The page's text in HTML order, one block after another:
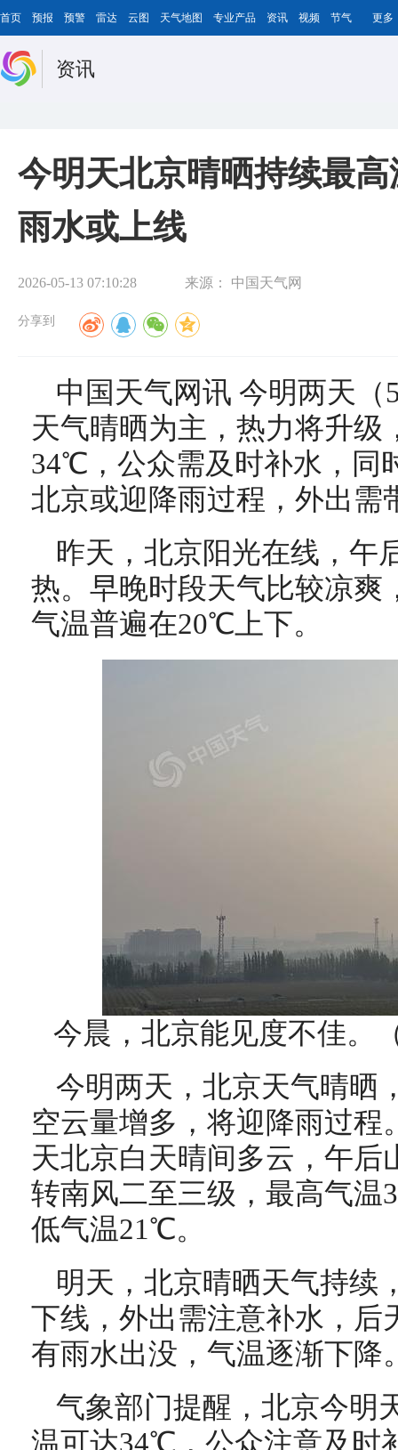
首页 预报 预警 雷达 云图 天气地图 专业产品 资讯 视频 节气 更多
资讯
今明天北京晴晒持续最
雨水或上线
2026-05-13 07:10:28 来源： 中国天气网
分享到
中国天气网讯 今明两天（
天气晴晒为主，热力将升级
34℃，公众需及时补水，同
北京或迎降雨过程，外出需
昨天，北京阳光在线，午
热。早晚时段天气比较凉爽
气温普遍在20℃上下。
今晨，北京能见度不佳。
今明两天，北京天气晴晒
空云量增多，将迎降雨过程
天北京白天晴间多云，午后
转南风二至三级，最高气
低气温21℃。
明天，北京晴晒天气持续
下线，外出需注意补水，后
有雨水出没，气温逐渐下降
气象部门提醒，北京今明
温可达34℃，公众注意及时